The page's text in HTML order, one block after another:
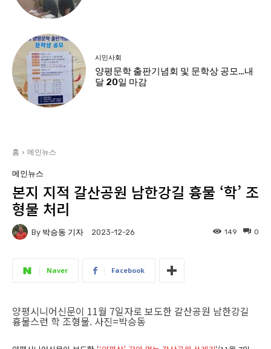
시민사회
양평문학 출판기념회 및 문학상 공모…내
달 20일 마감